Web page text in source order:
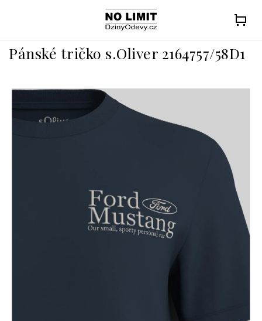
Pánské tričko s.Oliver 2164757/58D1